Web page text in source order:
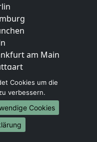
am Main
Cookies um die
verbessern.
Cookies